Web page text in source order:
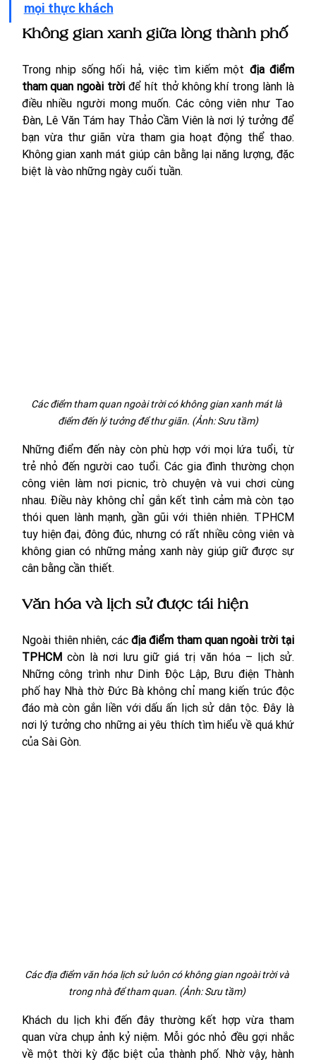
mọi thực khách
Không gian xanh giữa lòng thành phố
Trong nhịp sống hối hả, việc tìm kiếm một địa điểm
tham quan ngoài trời để hít thở không khí trong lành là
điều nhiều người mong muốn. Các công viên như Tao
Đàn, Lê Văn Tám hay Thảo Cầm Viên là nơi lý tưởng để
bạn vừa thư giãn vừa tham gia hoạt động thể thao.
Không gian xanh mát giúp cân bằng lại năng lượng, đặc
biệt là vào những ngày cuối tuần.
Các điểm tham quan ngoài trời có không gian xanh mát là
điểm đến lý tưởng để thư giãn. (Ảnh: Sưu tầm)
Những điểm đến này còn phù hợp với mọi lứa tuổi, từ
trẻ nhỏ đến người cao tuổi. Các gia đình thường chọn
công viên làm nơi picnic, trò chuyện và vui chơi cùng
nhau. Điều này không chỉ gắn kết tình cảm mà còn tạo
thói quen lành mạnh, gần gũi với thiên nhiên. TPHCM
tuy hiện đại, đông đúc, nhưng có rất nhiều công viên và
không gian có những mảng xanh này giúp giữ được sự
cân bằng cần thiết.
Văn hóa và lịch sử được tái hiện
Ngoài thiên nhiên, các địa điểm tham quan ngoài trời tại
TPHCM còn là nơi lưu giữ giá trị văn hóa – lịch sử.
Những công trình như Dinh Độc Lập, Bưu điện Thành
phố hay Nhà thờ Đức Bà không chỉ mang kiến trúc độc
đáo mà còn gắn liền với dấu ấn lịch sử dân tộc. Đây là
nơi lý tưởng cho những ai yêu thích tìm hiểu về quá khứ
của Sài Gòn.
Các địa điểm văn hóa lịch sử luôn có không gian ngoài trời và
trong nhà để tham quan. (Ảnh: Sưu tầm)
Khách du lịch khi đến đây thường kết hợp vừa tham
quan vừa chụp ảnh kỷ niệm. Mỗi góc nhỏ đều gợi nhắc
về một thời kỳ đặc biệt của thành phố. Nhờ vậy, hành